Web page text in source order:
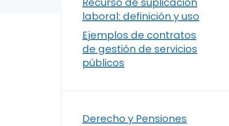
laboral: definición y uso
Ejemplos de contratos
de gestión de servicios
públicos
Derecho y Pensiones